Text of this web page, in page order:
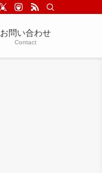
お問い合わせ
Contact